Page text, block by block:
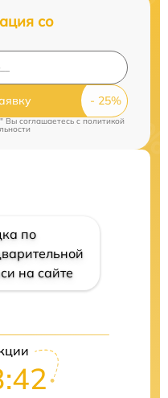
со
Вы соглашаетесь cполитикой
по
на сайте